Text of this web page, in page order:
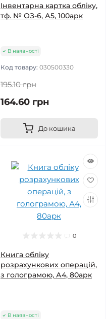
Інвентарна картка обліку,
тф. № ОЗ-6, А5, 100арк
В наявності
Код товару: 030500330
195.10 грн
164.60 грн
До кошика
0
Книга обліку
розрахункових операцій,
з голограмою, А4, 80арк
В наявності